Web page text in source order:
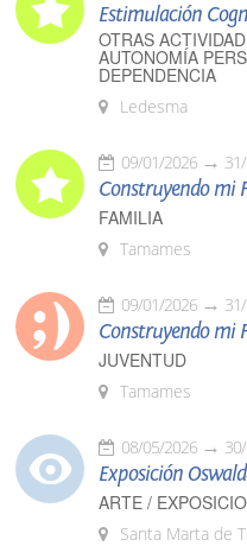
Estimulación
OTRAS
AUTONOMÍA
DEPENDENCIA
Ledesma
09/01/2026
Construyendo mi
FAMILIA
Tamames
09/01/2026
Construyendo mi
JUVENTUD
Tamames
08/05/2026
Exposición
ARTE /
Santa Marta de